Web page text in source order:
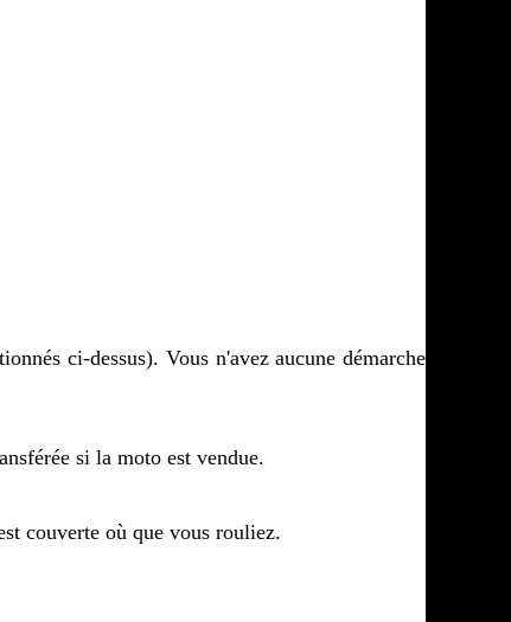
ci-dessus). Vous n'avez aucune démarche
si la moto est vendue.
couverte où que vous rouliez.